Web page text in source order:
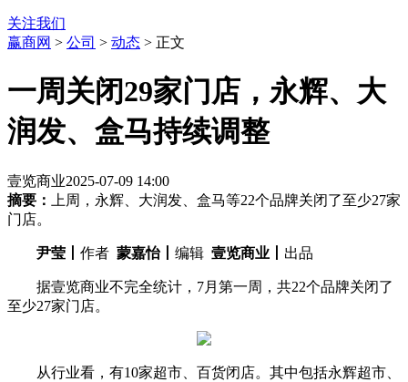
关注我们
赢商网 > 公司 > 动态 > 正文
一周关闭29家门店，永辉、大
润发、盒马持续调整
壹览商业2025-07-09 14:00
摘要：
上周，永辉、大润发、盒马等22个品牌关闭了至少27家
门店。
尹莹丨 作者 蒙嘉怡丨 编辑 壹览商业丨 出品
据壹览商业不完全统计，7月第一周，共22个品牌关闭了
至少27家门店。
从行业看，有10家超市、百货闭店。其中包括永辉超市、